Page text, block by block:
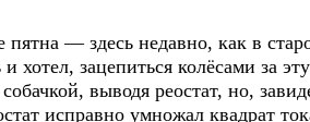
— здесь недавно, как в
зацепиться колёсами за
выводя реостат, но,
исправно умножал квадрат